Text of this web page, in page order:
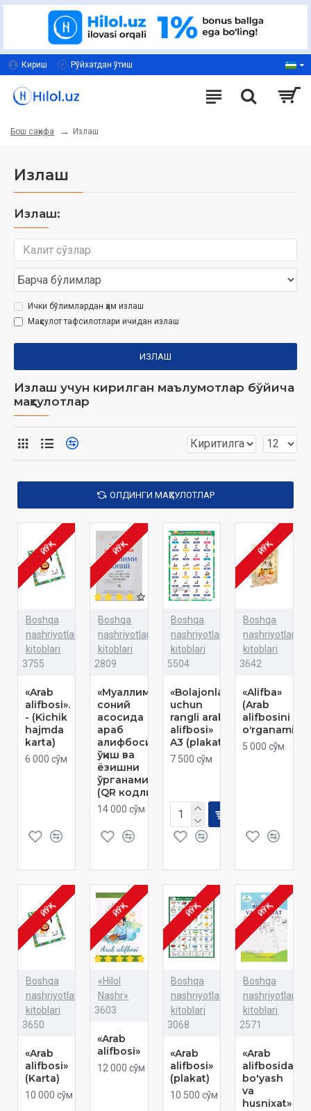
Кириш Рўйхатдан ўтиш
Бош саҳифа Излаш
Излаш
Излаш:
Ички бўлимлардан ҳам излаш
Маҳсулот тафсилотлари ичидан излаш
ИЗЛАШ
Излаш учун кирилган маълумотлар бўйича
маҳсулотлар
ОЛДИНГИ МАҲСУЛОТЛАР
ЙЎҚ
Boshqa
nashriyotlar
kitoblari
3755
«Arab
alifbosi».
- (Kichik
hajmda
karta)
6 000 сўм
ЙЎҚ
Boshqa
nashriyotlar
kitoblari
2809
«Муаллими
соний
асосида
араб
алифбосида
ўқиш ва
ёзишни
ўрганамиз»
(QR кодли)
14 000 сўм
Boshqa
nashriyotlar
kitoblari
5504
«Bolajonlar
uchun
rangli arab
alifbosi»
A3 (plakat)
7 500 сўм
ЙЎҚ
Boshqa
nashriyotlar
kitoblari
3642
«Alifba»
(Arab
alifbosini
oʻrganamiz)
5 000 сўм
ЙЎҚ
Boshqa
nashriyotlar
kitoblari
3650
«Arab
alifbosi»
(Karta)
10 000 сўм
ЙЎҚ
«Hilol
Nashr»
3603
«Arab
alifbosi»
12 000 сўм
ЙЎҚ
Boshqa
nashriyotlar
kitoblari
3068
«Arab
alifbosi»
(plakat)
10 500 сўм
ЙЎҚ
Boshqa
nashriyotlar
kitoblari
2571
«Arab
alifbosida
bo'yash
va
husnixat»